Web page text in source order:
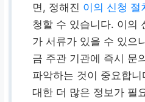
면, 정해진 이의 신청 절
청할 수 있습니다. 이의
가 서류가 있을 수 있으
금 주관 기관에 즉시 문
파악하는 것이 중요합
대한 더 많은 정보가 필